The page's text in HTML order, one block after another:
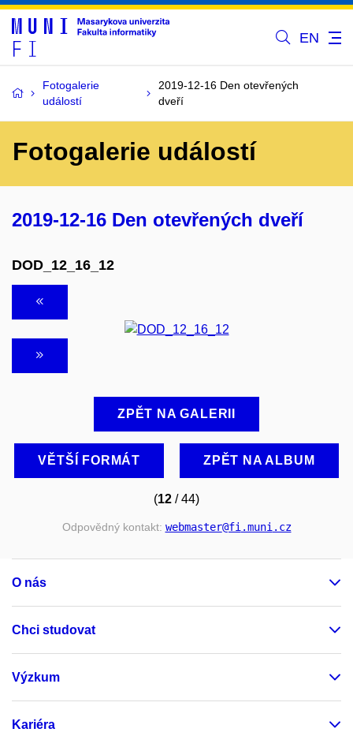
EN
Fotogalerie
událostí
2019-12-16 Den otevřených
dveří
Fotogalerie událostí
2019-12-16 Den otevřených dveří
DOD_12_16_12
ZPĚT NA GALERII
VĚTŠÍ FORMÁT ZPĚT NA ALBUM
(12 / 44)
Odpovědný kontakt: webmaster@fi.muni.cz
O nás
Chci studovat
Výzkum
Kariéra